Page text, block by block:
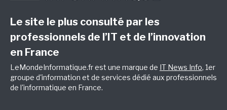
Le site le plus consulté par les
professionnels de l’IT et de l’innovation
en France
LeMondeInformatique.fr est une marque de IT News Info, 1er
groupe d'information et de services dédié aux professionnels
de l'informatique en France.